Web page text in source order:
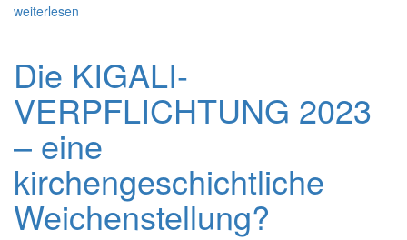
weiterlesen
Die KIGALI-
VERPFLICHTUNG 2023
– eine
kirchengeschichtliche
Weichenstellung?